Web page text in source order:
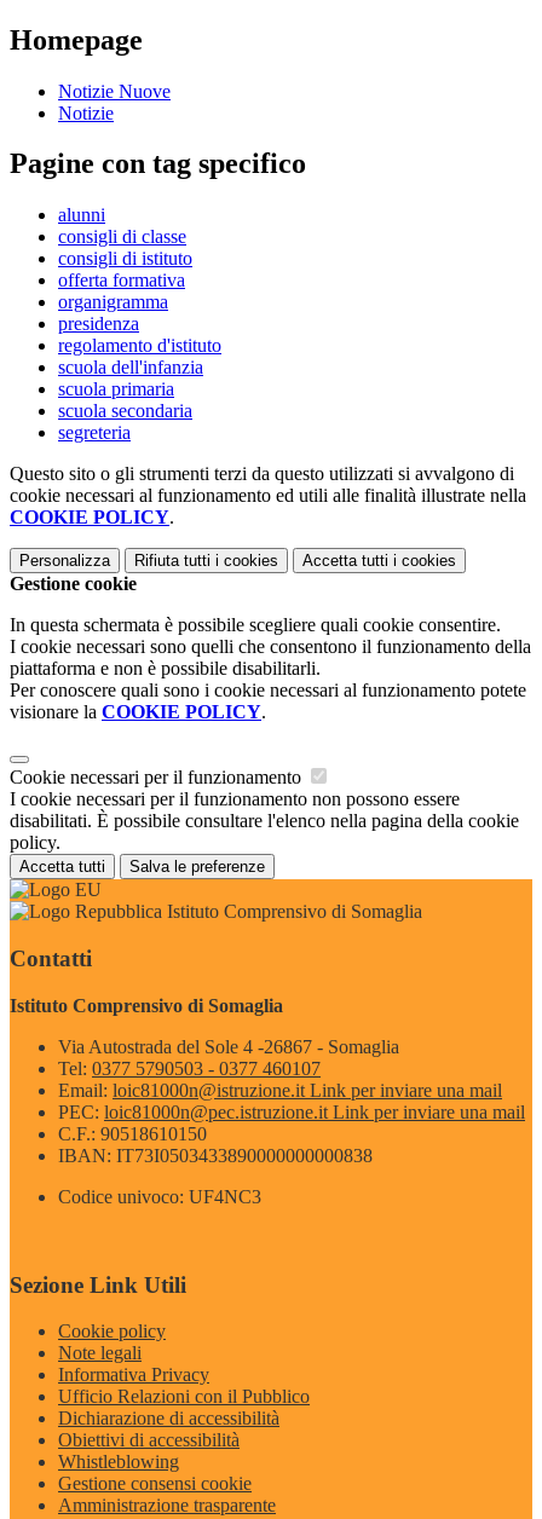
Homepage
Notizie Nuove
Notizie
Pagine con tag specifico
alunni
consigli di classe
consigli di istituto
offerta formativa
organigramma
presidenza
regolamento d'istituto
scuola dell'infanzia
scuola primaria
scuola secondaria
segreteria
Questo sito o gli strumenti terzi da questo utilizzati si avvalgono di
cookie necessari al funzionamento ed utili alle finalità illustrate nella
COOKIE POLICY.
Personalizza Rifiuta tutti i cookies Accetta tutti i cookies
Gestione cookie
In questa schermata è possibile scegliere quali cookie consentire.
I cookie necessari sono quelli che consentono il funzionamento della
piattaforma e non è possibile disabilitarli.
Per conoscere quali sono i cookie necessari al funzionamento potete
visionare la COOKIE POLICY.
Cookie necessari per il funzionamento
I cookie necessari per il funzionamento non possono essere
disabilitati. È possibile consultare l'elenco nella pagina della cookie
policy.
Accetta tutti Salva le preferenze
Istituto Comprensivo di Somaglia
Contatti
Istituto Comprensivo di Somaglia
Via Autostrada del Sole 4 -26867 - Somaglia
Tel: 0377 5790503 - 0377 460107
Email: loic81000n@istruzione.it Link per inviare una mail
PEC: loic81000n@pec.istruzione.it Link per inviare una mail
C.F.: 90518610150
IBAN: IT73I0503433890000000000838
Codice univoco: UF4NC3
Sezione Link Utili
Cookie policy
Note legali
Informativa Privacy
Ufficio Relazioni con il Pubblico
Dichiarazione di accessibilità
Obiettivi di accessibilità
Whistleblowing
Gestione consensi cookie
Amministrazione trasparente